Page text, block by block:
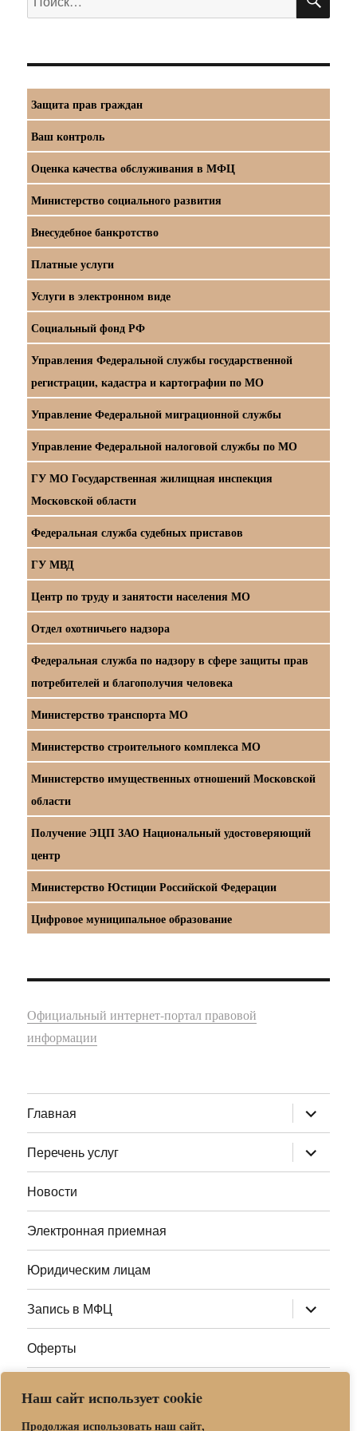
Наш сайт использует cookie
Продолжая использовать наш сайт,
Защита прав граждан
Ваш контроль
Оценка качества обслуживания в МФЦ
Министерство социального развития
Внесудебное банкротство
Платные услуги
Услуги в электронном виде
Социальный фонд РФ
Управления Федеральной службы государственной
регистрации, кадастра и картографии по МО
Управление Федеральной миграционной службы
Управление Федеральной налоговой службы по МО
ГУ МО Государственная жилищная инспекция
Московской области
Федеральная служба судебных приставов
ГУ МВД
Центр по труду и занятости населения МО
Отдел охотничьего надзора
Федеральная служба по надзору в сфере защиты прав
потребителей и благополучия человека
Министерство транспорта МО
Министерство строительного комплекса МО
Министерство имущественных отношений Московской
области
Получение ЭЦП ЗАО Национальный удостоверяющий
центр
Министерство Юстиции Российской Федерации
Цифровое муниципальное образование
Официальный интернет-портал правовой
информации
Главная раскрыть
дочернее
меню
Перечень услуг
раскрыть
дочернее
меню
Новости
Электронная приемная
Юридическим лицам
Запись в МФЦ раскрыть
дочернее
меню
Оферты
Адреса МФЦ МО